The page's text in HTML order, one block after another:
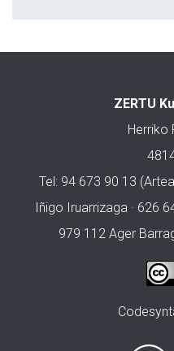
ZERTU
Herriko
Tel: 94 673 90 13
Iñigo Iruarrizaga · 626
979 112 Ager